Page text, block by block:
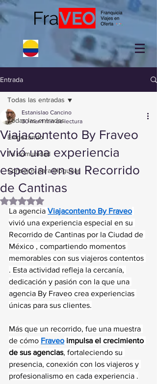
Entrada
Todas las entradas
Empezando
Tu comunidad
Consejos para bloguear
Todas las entradas
Viajacontento By Fraveo
vivió una experiencia
especial en su Recorrido
de Cantinas
Estanislao Cancino
30 mar 1 min de lectura
Obtuvo NaN de 5 estrellas.
La agencia Viajacontento By Fraveo
vivió una experiencia especial en su
Recorrido de Cantinas por la Ciudad de
México , compartiendo momentos
memorables con sus viajeros contentos
. Esta actividad refleja la cercanía,
dedicación y pasión con la que una
agencia By Fraveo crea experiencias
únicas para sus clientes.
Más que un recorrido, fue una muestra
de cómo Fraveo impulsa el crecimiento
de sus agencias, fortaleciendo su
presencia, conexión con los viajeros y
profesionalismo en cada experiencia .